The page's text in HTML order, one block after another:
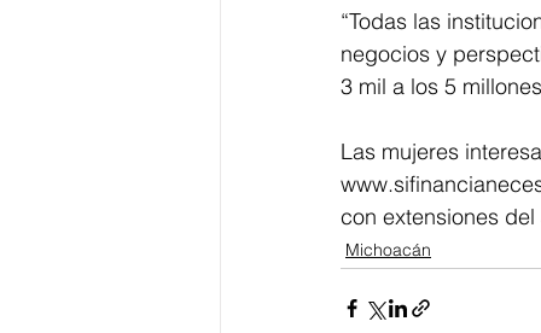
“Todas las
negocios y
3 mil a los 5
Las mujeres
con extensiones del
Michoacán